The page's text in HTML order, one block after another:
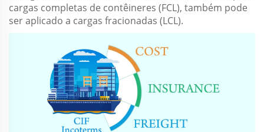
cargas completas de contêineres (FCL), também pode
ser aplicado a cargas fracionadas (LCL).